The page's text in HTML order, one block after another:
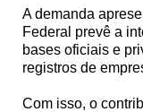
A demanda
Federal prevê a
bases oficiais e
registros de
Com isso, o